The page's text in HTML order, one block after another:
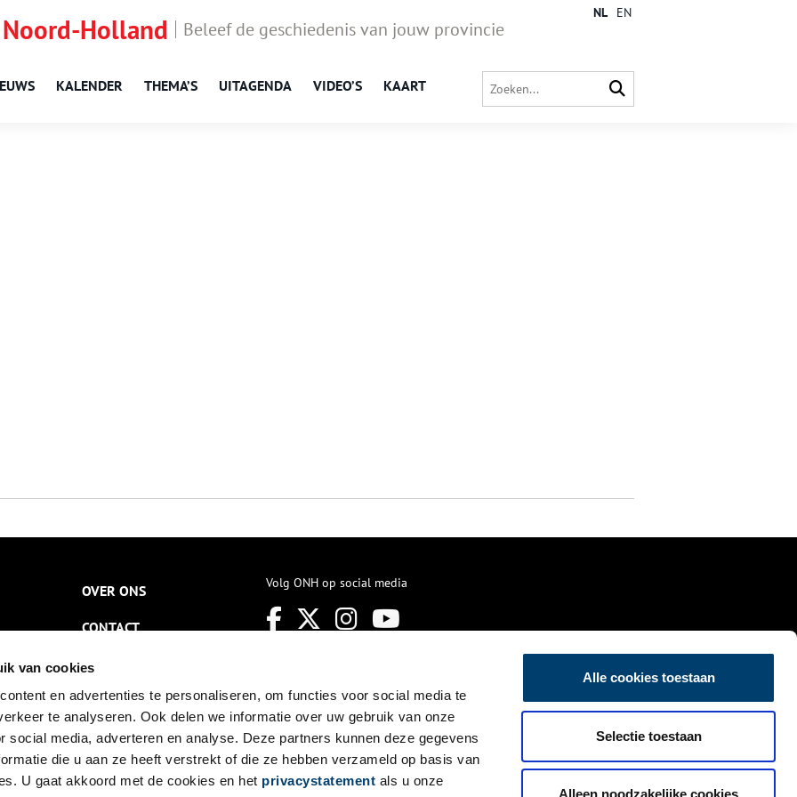
van cookies
en advertenties te personaliseren, om functies voor social media te
te analyseren. Ook delen we informatie over uw gebruik van onze
social media, adverteren en analyse. Deze partners kunnen deze gegevens
die u aan ze heeft verstrekt of die ze hebben verzameld op basis van
U gaat akkoord met de cookies en het privacystatement als u onze
Alle cookies toestaan
Selectie toestaan
Alleen noodzakelijke cookies
Holland Beleef de geschiedenis van jouw provincie
KALENDER THEMA’S UITAGENDA VIDEO’S KAART
NL EN
OVER ONS
CONTACT
NIEUWSBRIEF
DISCLAIMER
PRIVACY
TOEGANKELIJKHEID
Volg ONH op social media